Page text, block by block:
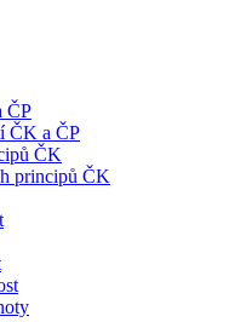
ČP
ČK a ČP
ČK
principů ČK